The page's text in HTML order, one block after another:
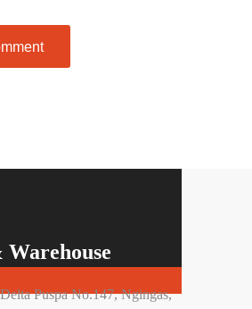
Puspa No.147, Ngingas,